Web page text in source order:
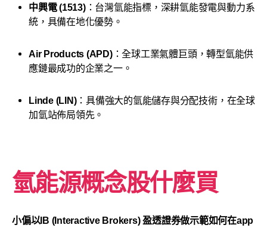
中興電 (1513)：台灣氫能指標，深耕氫能發電與動力系
統，具備在地化優勢。
Air Products (APD)：全球工業氣體巨頭，轉型氫能供
應鏈最成功的企業之一。
Linde (LIN)：具備強大的氫能儲存與分配技術，在全球
加氫站佈局領先。
氫能源概念股什麼買
小偏以IB (Interactive Brokers) 盈透證券做示範如何在app